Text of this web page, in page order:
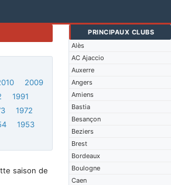
PRINCIPAUX CLUBS
Alès
AC Ajaccio
Auxerre
Angers
Amiens
Bastia
Besançon
Beziers
Brest
Bordeaux
Boulogne
Caen
2009
1991
1972
1953
saison de